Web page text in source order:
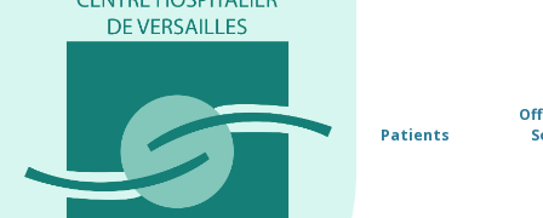
Patients